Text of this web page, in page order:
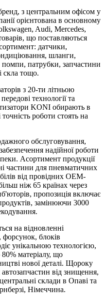
з центральним офісом у
орієнтована в основному
Audi, Mercedes,
що поставляються
датчики,
шланги,
помпи, патрубки, запчастини
скла тощо.
з 20-ти літньою
технології та
KONI обирають в
роботи стоять на
обслуговування,
надійної роботи
Асортимент продукції
частини для пневматичних
від провідних OEM-
ніж 65 країнах через
пропозиція включає
замінюючи 3000
на відновленні
форсунок, блоків
унікальною технологією,
матеріалу, що
нової деталі. Щороку
автозапчастин від знищення,
склади в Опаві та
Німеччина.